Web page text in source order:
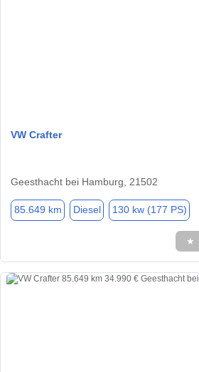
VW Crafter
Geesthacht bei Hamburg, 21502
85.649 km Diesel 130 kw (177 PS)
★